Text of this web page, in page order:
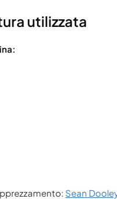
utilizzata
Sean